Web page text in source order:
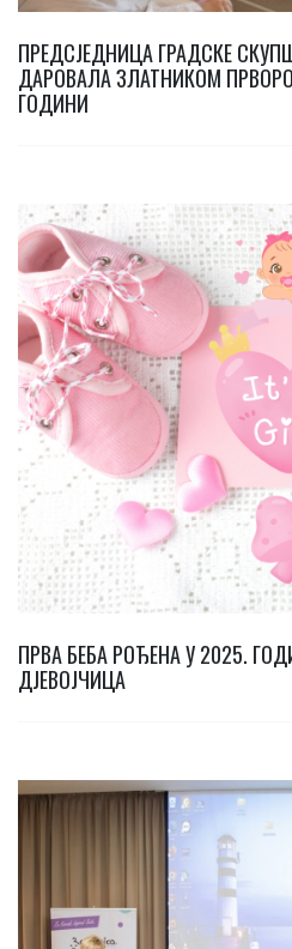
ПРЕДСЈЕДНИЦА ГРАДСКЕ
ДАРОВАЛА ЗЛАТНИКОМ
ГОДИНИ
ПРВА БЕБА РОЂЕНА У 2025.
ДЈЕВОЈЧИЦА